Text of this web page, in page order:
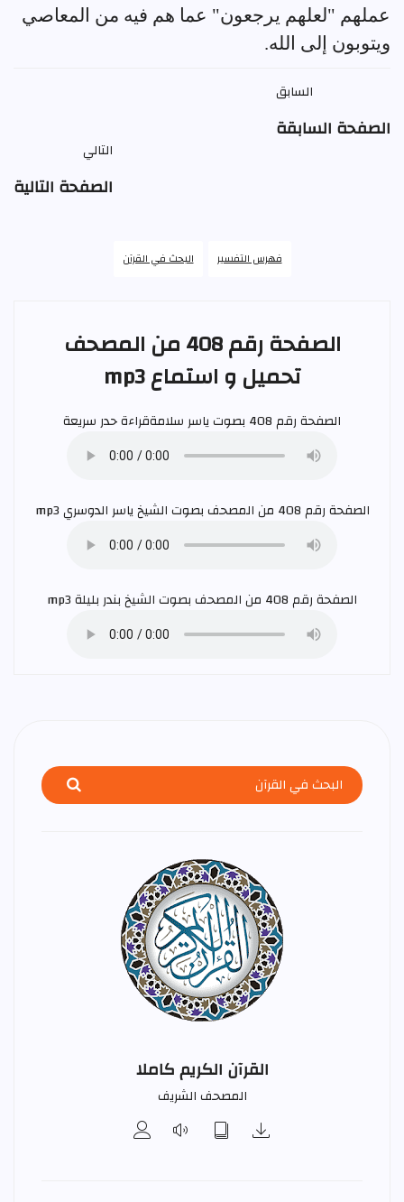
عملهم "لعلهم يرجعون" عما هم فيه من المعاصي
ويتوبون إلى الله.
السابق
الصفحة السابقة
التالي
الصفحة التالية
فهرس التفسير البحث في القرآن
الصفحة رقم 408 من المصحف
تحميل و استماع mp3
الصفحة رقم 408 بصوت ياسر سلامةقراءة حدر سريعة
الصفحة رقم 408 من المصحف بصوت الشيخ ياسر الدوسريmp3
الصفحة رقم 408 من المصحف بصوت الشيخ بندر بليلة
القرآن الكريم كاملا
المصحف الشريف